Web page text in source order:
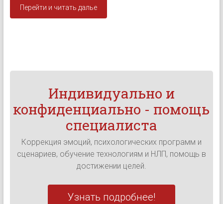
Перейти и читать далье
Индивидуально и
конфиденциально - помощь
специалиста
Коррекция эмоций, психологических программ и
сценариев, обучение технологиям и НЛП, помощь в
достижении целей.
Узнать подробнее!